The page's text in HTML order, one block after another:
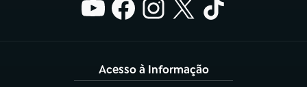
Acesso à Informação